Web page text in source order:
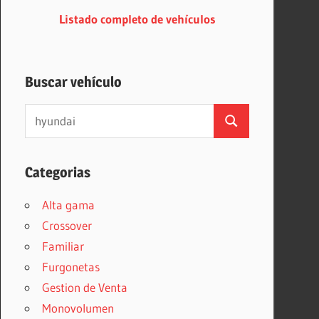
Listado completo de vehículos
Buscar vehículo
Buscar:
Buscar
Categorias
Alta gama
Crossover
Familiar
Furgonetas
Gestion de Venta
Monovolumen